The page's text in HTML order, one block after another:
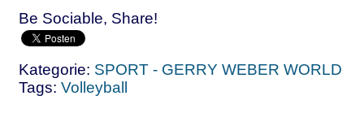
Be Sociable, Share!
Kategorie: SPORT - GERRY WEBER WORLD
Tags: Volleyball